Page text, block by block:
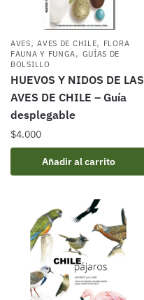
AVES,AVES DE CHILE, FLORA
FAUNA Y FUNGA, GUÍAS DE
BOLSILLO
HUEVOS Y NIDOS DE LAS
AVES DE CHILE – Guía
desplegable
$4.000
Añadir al carrito